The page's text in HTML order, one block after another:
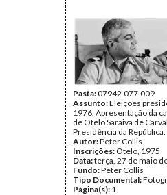
Pasta:07942.077.009
Assunto:Eleições
1976. Apresentação da
de Otelo Saraiva de
Presidência da República.
Autor:Peter Collis
Inscrições: Otelo, 1975
Data:terça, 27 de maio
Fundo:Peter Collis
Tipo Documental:
Página(s): 1